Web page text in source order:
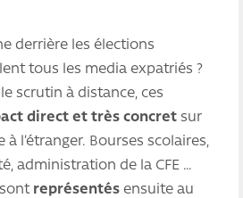
derrière les élections
tous les media expatriés ?
scrutin à distance, ces
direct et très concret sur
l’étranger. Bourses scolaires,
administration de la CFE …
représentés ensuite au